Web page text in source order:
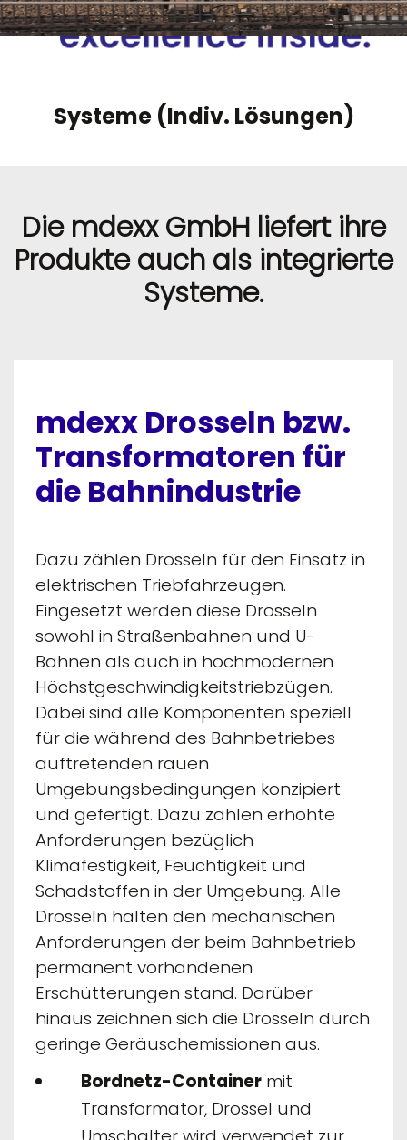
Systeme (Indiv. Lösungen)
Die mdexx GmbH liefert ihre
Produkte auch als integrierte
Systeme.
mdexx Drosseln bzw.
Transformatoren für
die Bahnindustrie
Dazu zählen Drosseln für den Einsatz in
elektrischen Triebfahrzeugen.
Eingesetzt werden diese Drosseln
sowohl in Straßenbahnen und U-
Bahnen als auch in hochmodernen
Höchstgeschwindigkeitstriebzügen.
Dabei sind alle Komponenten speziell
für die während des Bahnbetriebes
auftretenden rauen
Umgebungsbedingungen konzipiert
und gefertigt. Dazu zählen erhöhte
Anforderungen bezüglich
Klimafestigkeit, Feuchtigkeit und
Schadstoffen in der Umgebung. Alle
Drosseln halten den mechanischen
Anforderungen der beim Bahnbetrieb
permanent vorhandenen
Erschütterungen stand. Darüber
hinaus zeichnen sich die Drosseln durch
geringe Geräuschemissionen aus.
Bordnetz-Container mit
Transformator, Drossel und